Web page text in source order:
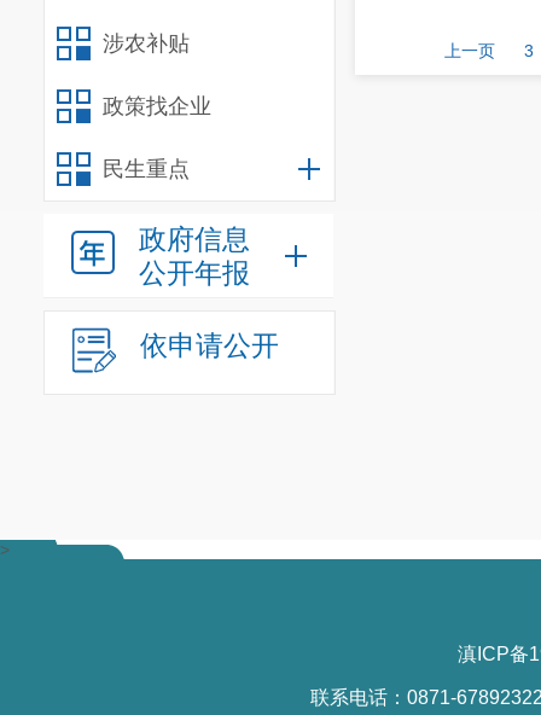
涉农补贴
政策找企业
民生重点
政府信息
公开年报
依申请公开
上一页 3
>
滇ICP备
联系电话：0871-